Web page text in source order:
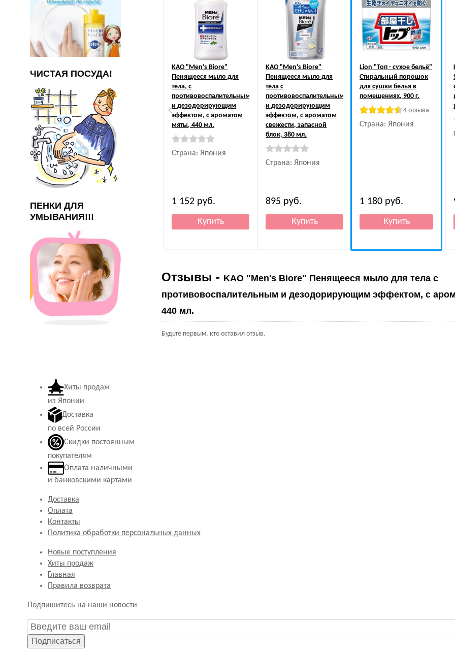
ЧИСТАЯ ПОСУДА!
ПЕНКИ ДЛЯ
УМЫВАНИЯ!!!
KAO"Men's Biore"
Пенящееся мыло для
тела, с
противовоспалительным
и дезодорирующим
эффектом, с ароматом
мяты, 440 мл.
Страна: Япония
1 152 руб.
KAO"Men's Biore"
Пенящееся мыло для
тела с
противовоспалительным
и дезодорирующим
эффектом, с ароматом
свежести, запасной
блок, 380 мл.
Страна: Япония
895 руб.
Lion "Топ - сухое бельё"
Стиральный порошок
для сушки белья в
помещениях, 900 г.
4 отзыва
Страна: Япония
1 180 руб.
Отзывы - KAO "Men's Biore" Пенящееся мыло для тела с
противовоспалительным и дезодорирующим эффектом, с
440 мл.
Будьте первым, кто оставил отзыв.
Хиты продаж
из Японии
Доставка
по всей России
Скидки постоянным
покупателям
Оплата наличными
и банковскими картами
Доставка
Оплата
Контакты
Политика обработки персональных данных
Новые поступления
Хиты продаж
Главная
Правила возврата
Подпишитесь на наши новости
Подписаться